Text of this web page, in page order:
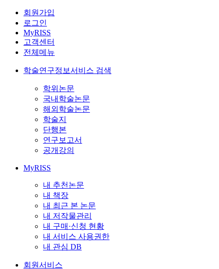
회원가입
로그인
MyRISS
고객센터
전체메뉴
학술연구정보서비스 검색
학위논문
국내학술논문
해외학술논문
학술지
단행본
연구보고서
공개강의
MyRISS
내 추천논문
내 책장
내 최근 본 논문
내 저작물관리
내 구매·신청 현황
내 서비스 사용권한
내 관심 DB
회원서비스